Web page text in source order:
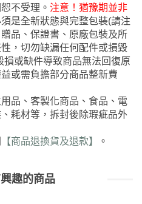
不受理。 注意！猶豫期並非
是全新狀態與完整包裝(請注
品、保證書、原廠包裝及所
，切勿缺漏任何配件或損毀
或缺件導致商品無法回復原
或需負擔部分商品整新費
品、客製化商品、食品、電
耗材等，拆封後除瑕疵品外
【商品退換貨及退款】 。
趣的商品